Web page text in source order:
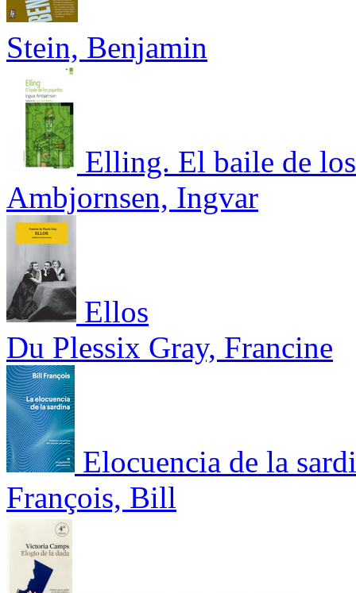
Stein, Benjamin
Elling. El baile de
Ambjornsen, Ingvar
Ellos
Du Plessix Gray, Francine
Elocuencia de la
François, Bill